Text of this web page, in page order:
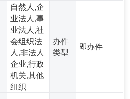
自然人,企
业法人,事
业法人,社
会组织法
人,非法人
企业,行政
机关,其他
组织
办件
类型
即办件